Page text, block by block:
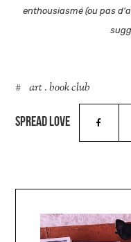
enthousiasmé (ou pas
art.book club